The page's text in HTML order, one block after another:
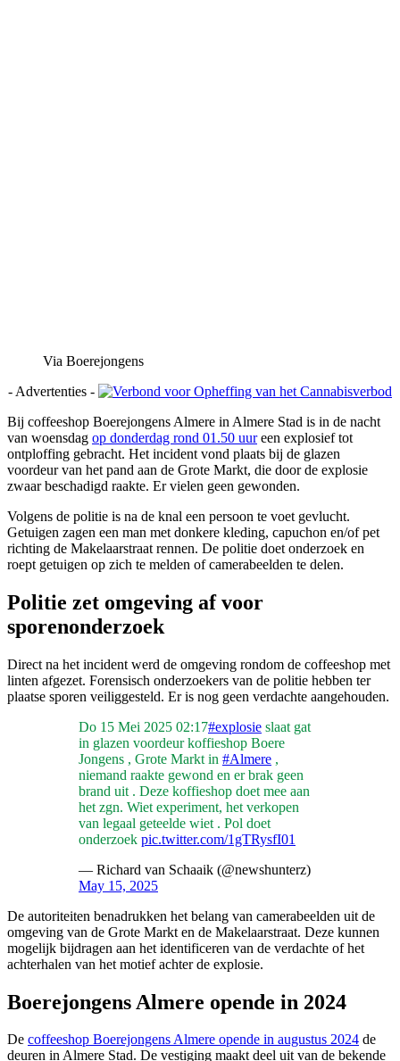
Via Boerejongens
- Advertenties -
Bij coffeeshop Boerejongens Almere in Almere Stad is in de nacht
van woensdag op donderdag rond 01.50 uureen explosief tot
ontploffing gebracht. Het incident vond plaats bij de glazen
voordeur van het pand aan de Grote Markt, die door de explosie
zwaar beschadigd raakte. Er vielen geen gewonden.
Volgens de politie is na de knal een persoon te voet gevlucht.
Getuigen zagen een man met donkere kleding, capuchon en/of pet
richting de Makelaarstraat rennen. De politie doet onderzoek en
roept getuigen op zich te melden of camerabeelden te delen.
Politie zet omgeving af voor
sporenonderzoek
Direct na het incident werd de omgeving rondom de coffeeshop met
linten afgezet. Forensisch onderzoekers van de politie hebben ter
plaatse sporen veiliggesteld. Er is nog geen verdachte aangehouden.
Do 15 Mei 2025 02:17#explosie slaat gat
in glazen voordeur koffieshop Boere
Jongens , Grote Markt in #Almere ,
niemand raakte gewond en er brak geen
brand uit . Deze koffieshop doet mee aan
het zgn. Wiet experiment, het verkopen
van legaal geteelde wiet . Pol doet
onderzoek pic.twitter.com/1gTRysfI01
— Richard van Schaaik (@newshunterz)
May 15, 2025
De autoriteiten benadrukken het belang van camerabeelden uit de
omgeving van de Grote Markt en de Makelaarstraat. Deze kunnen
mogelijk bijdragen aan het identificeren van de verdachte of het
achterhalen van het motief achter de explosie.
Boerejongens Almere opende in 2024
De coffeeshop Boerejongens Almere opende in augustus 2024 de
deuren in Almere Stad. De vestiging maakt deel uit van de bekende